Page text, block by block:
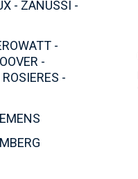
- ZANUSSI -
-
-
-